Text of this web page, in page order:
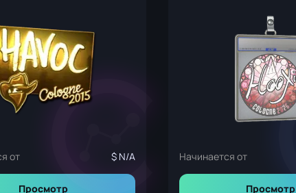
от N/A
Просмотр
Начинается от
Просмотр